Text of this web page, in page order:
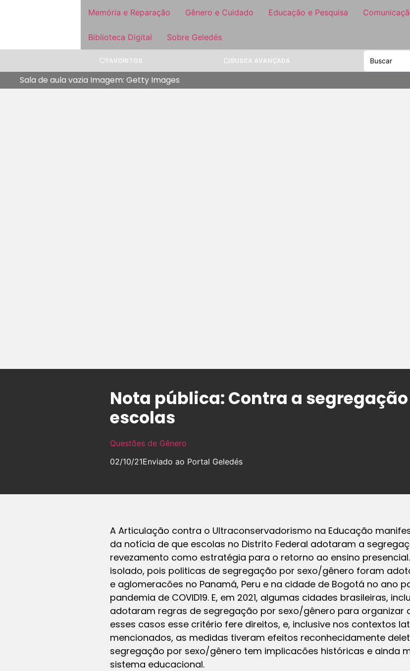
Memória e Reparação Gênero e Cuidado Educação e Pesquisa
Biblioteca Digital Sobre Geledés
FAVORITOS BUSCA AVANÇADA
Sala de aula vazia Imagem: Getty Images
Nota pública: Contra a
escolas
Questões de Gênero
02/10/21Enviado ao Portal Geledés
A Articulação contra o Ultraconservadorismo na Educação
da notícia de que escolas no Distrito Federal adotaram a
revezamento como estratégia para o retorno ao ensino
isolado, pois politicas de segregação por sexo/gênero foram
e aglomeracões no Panamá, Peru e na cidade de Bogotá no ano
pandemia de COVID19. E, em 2021, algumas cidades brasileiras,
adotaram regras de segregação por sexo/gênero para organizar
esses casos esse critério fere direitos, e, inclusive nos contextos
mencionados, as medidas tiveram efeitos reconhecidamente
segregação por sexo/gênero tem implicacões históricas e ainda
sistema educacional.